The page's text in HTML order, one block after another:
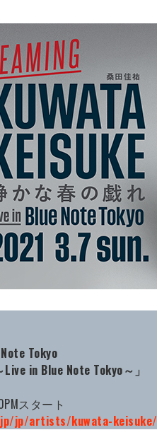
Tokyo
in Blue Note Tokyo～」
スタート
jp/artists/kuwata-keisuke/